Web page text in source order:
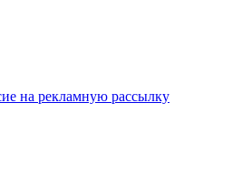
на рекламную рассылку